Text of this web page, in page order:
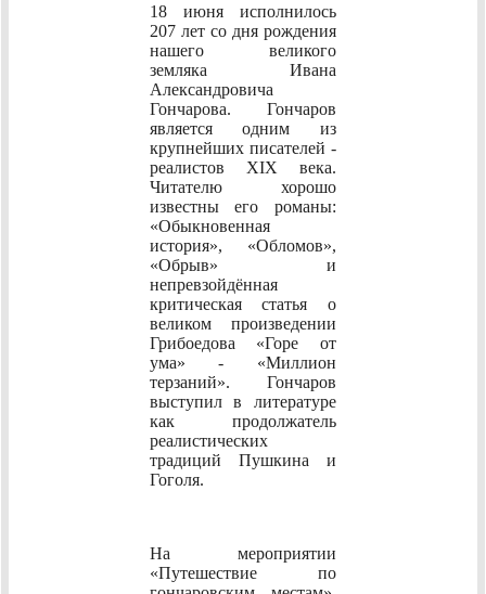
18 июня исполнилось
207 лет со дня рождения
нашего великого
земляка Ивана
Александровича
Гончарова. Гончаров
является одним из
крупнейших писателей -
реалистов XIX века.
Читателю хорошо
известны его романы:
«Обыкновенная
история», «Обломов»,
«Обрыв» и
непревзойдённая
критическая статья о
великом произведении
Грибоедова «Горе от
ума» - «Миллион
терзаний». Гончаров
выступил в литературе
как продолжатель
реалистических
традиций Пушкина и
Гоголя.
На мероприятии
«Путешествие по